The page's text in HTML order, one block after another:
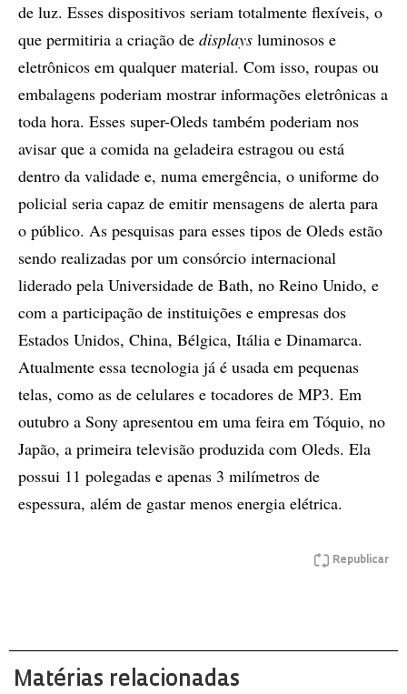
de luz. Esses dispositivos seriam totalmente flexíveis, o
que permitiria a criação de displays luminosos e
eletrônicos em qualquer material. Com isso, roupas ou
embalagens poderiam mostrar informações eletrônicas a
toda hora. Esses super-Oleds também poderiam nos
avisar que a comida na geladeira estragou ou está
dentro da validade e, numa emergência, o uniforme do
policial seria capaz de emitir mensagens de alerta para
o público. As pesquisas para esses tipos de Oleds estão
sendo realizadas por um consórcio internacional
liderado pela Universidade de Bath, no Reino Unido, e
com a participação de instituições e empresas dos
Estados Unidos, China, Bélgica, Itália e Dinamarca.
Atualmente essa tecnologia já é usada em pequenas
telas, como as de celulares e tocadores de MP3. Em
outubro a Sony apresentou em uma feira em Tóquio, no
Japão, a primeira televisão produzida com Oleds. Ela
possui 11 polegadas e apenas 3 milímetros de
espessura, além de gastar menos energia elétrica.
Republicar